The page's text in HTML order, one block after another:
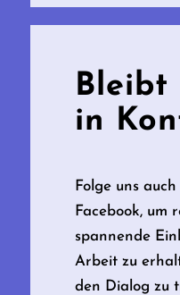
Bleibt
in
Folge uns
Facebook, um
spannende
Arbeit zu
den Dialog zu